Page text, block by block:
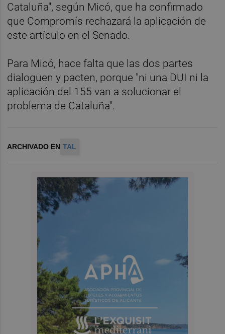
Cataluña", según Micó, que ha confirmado
que Compromís rechazará la aplicación de
este artículo en el Senado.
Para Micó, hace falta que las dos partes
dialoguen y pacten, porque "ni una DUI ni la
aplicación del 155 van a solucionar el
problema de Cataluña".
ARCHIVADO EN TAL